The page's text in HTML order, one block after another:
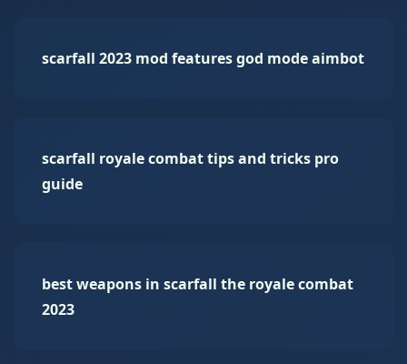
scarfall 2023 mod features god mode aimbot
scarfall royale combat tips and tricks pro
guide
best weapons in scarfall the royale combat
2023